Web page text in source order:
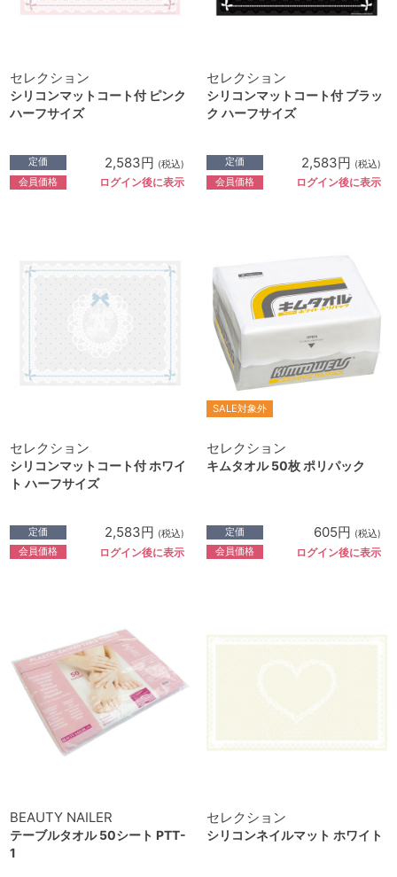
セレクション
シリコンマットコート付 ピンク
ハーフサイズ
定価 2,583円 (税込)
会員価格 ログイン後に表示
セレクション
シリコンマットコート付 ブラッ
ク ハーフサイズ
定価 2,583円 (税込)
会員価格 ログイン後に表示
セレクション
シリコンマットコート付 ホワイ
ト ハーフサイズ
定価 2,583円 (税込)
会員価格 ログイン後に表示
SALE対象外
セレクション
キムタオル 50枚 ポリパック
定価 605円 (税込)
会員価格 ログイン後に表示
BEAUTY NAILER
テーブルタオル 50シート PTT-
1
セレクション
シリコンネイルマット ホワイト